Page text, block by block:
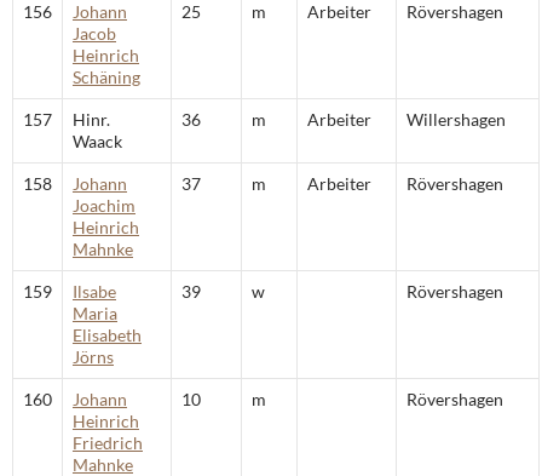
156
Johann
Jacob
Heinrich
Schäning
25 m Arbeiter Rövershagen
157
Hinr.
Waack
36 m Arbeiter Willershagen
158
Johann
Joachim
Heinrich
Mahnke
37 m Arbeiter Rövershagen
159
Ilsabe
Maria
Elisabeth
Jörns
39 w Rövershagen
160
Johann
Heinrich
Friedrich
Mahnke
10 m Rövershagen